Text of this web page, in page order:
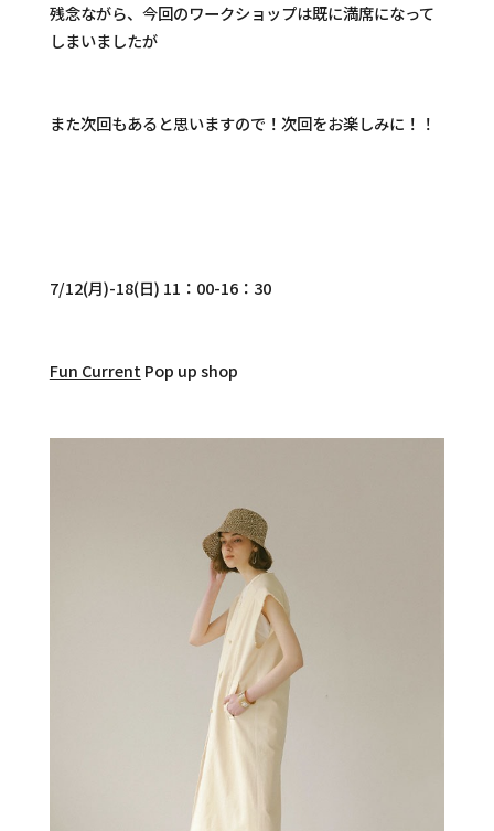
残念ながら、今回のワークショップは既に満席になって
しまいましたが
また次回もあると思いますので！次回をお楽しみに！！
7/12(月)-18(日) 11：00-16：30
Fun Current Pop up shop